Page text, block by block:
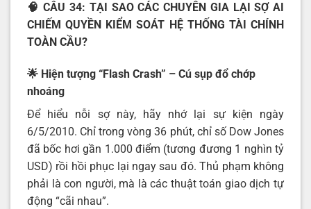
🧠 CÂU 34: TẠI SAO CÁC CHUYÊN GIA LẠI SỢ AI
CHIẾM QUYỀN KIỂM SOÁT HỆ THỐNG TÀI CHÍNH
TOÀN CẦU?
🌟 Hiện tượng “Flash Crash” – Cú sụp đổ chớp
nhoáng
Để hiểu nỗi sợ này, hãy nhớ lại sự kiện ngày
6/5/2010. Chỉ trong vòng 36 phút, chỉ số Dow Jones
đã bốc hơi gần 1.000 điểm (tương đương 1 nghìn tỷ
USD) rồi hồi phục lại ngay sau đó. Thủ phạm không
phải là con người, mà là các thuật toán giao dịch tự
động “cãi nhau”.